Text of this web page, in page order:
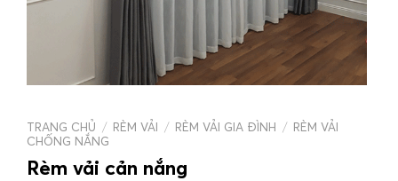
TRANG CHỦ / RÈM VẢI / RÈM VẢI GIA ĐÌNH / RÈM VẢI
CHỐNG NẮNG
Rèm vải cản nắng